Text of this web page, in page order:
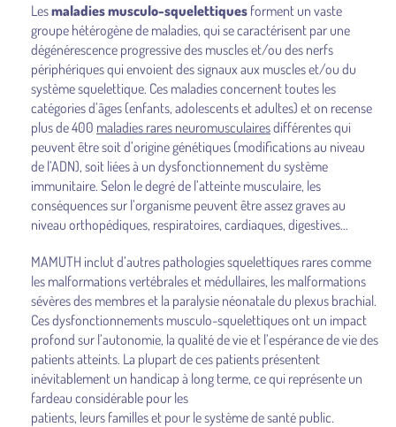
Lesmaladies musculo-squelettiques forment un vaste
groupe hétérogène de maladies, qui se caractérisent par une
dégénérescence progressive des muscles et/ou des nerfs
périphériques qui envoient des signaux aux muscles et/ou du
système squelettique. Ces maladies concernent toutes les
catégories d’âges (enfants, adolescents et adultes) et on recense
plus de 400 maladies rares neuromusculairesdifférentes qui
peuvent être soit d’origine génétiques (modifications au niveau
de l’ADN), soit liées à un dysfonctionnement du système
immunitaire. Selon le degré de l’atteinte musculaire, les
conséquences sur l’organisme peuvent être assez graves au
niveau orthopédiques, respiratoires, cardiaques, digestives…
MAMUTH inclut d’autres pathologies squelettiques rares comme
les malformations vertébrales et médullaires, les malformations
sévères des membres et la paralysie néonatale du plexus brachial.
Ces dysfonctionnements musculo-squelettiques ont un impact
profond sur l’autonomie, la qualité de vie et l’espérance de vie des
patients atteints. La plupart de ces patients présentent
inévitablement un handicap à long terme, ce qui représente un
fardeau considérable pour les
patients, leurs familles et pour le système de santé public.